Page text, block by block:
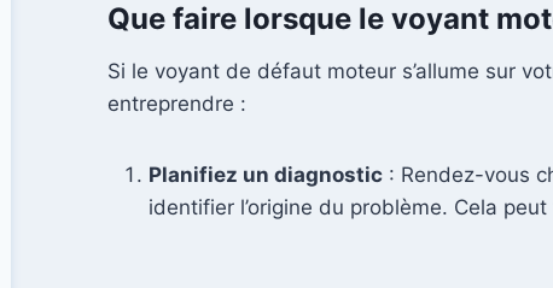
Que faire lorsque le voyant
Si le voyant de défaut moteur s’allume sur
entreprendre :
Planifiez un diagnostic : Rendez-vous
identifier l’origine du problème. Cela